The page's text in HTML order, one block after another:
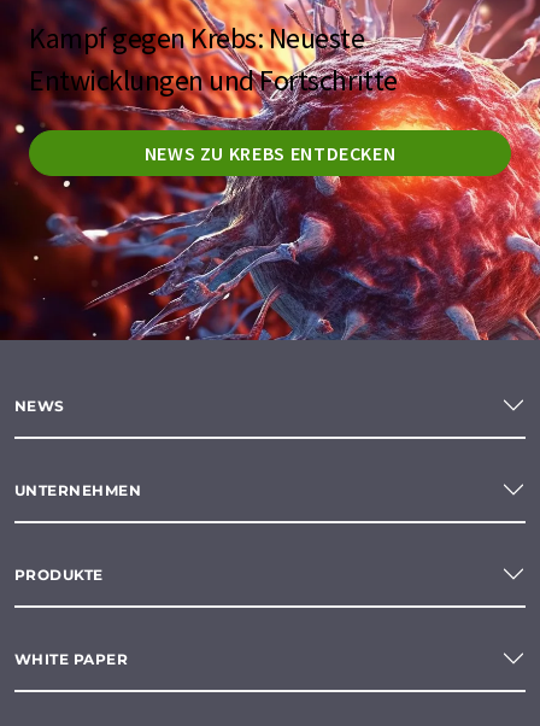
Kampf gegen Krebs: Neueste
Entwicklungen und Fortschritte
NEWS ZU KREBS ENTDECKEN
NEWS
UNTERNEHMEN
PRODUKTE
WHITE PAPER